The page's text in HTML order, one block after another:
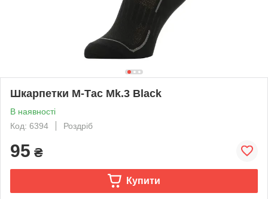
Шкарпетки М-Тас Mk.3 Black
В наявності
Код: 6394
Роздріб
95 ₴
Купити